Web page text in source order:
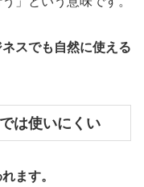
スでも自然に使える
は使いにくい
ます。